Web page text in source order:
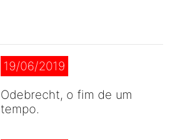
19/06/2019
Odebrecht, o fim de um
tempo.